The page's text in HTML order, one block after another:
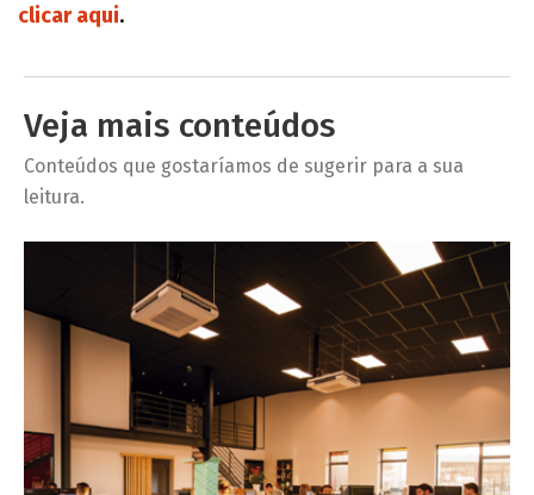
clicar aqui.
Veja mais conteúdos
Conteúdos que gostaríamos de sugerir para a sua
leitura.